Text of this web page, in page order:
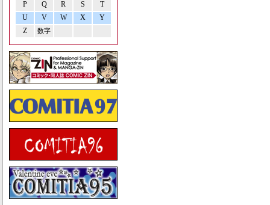
P Q R S
T
U
V W X
Y
Z
数字